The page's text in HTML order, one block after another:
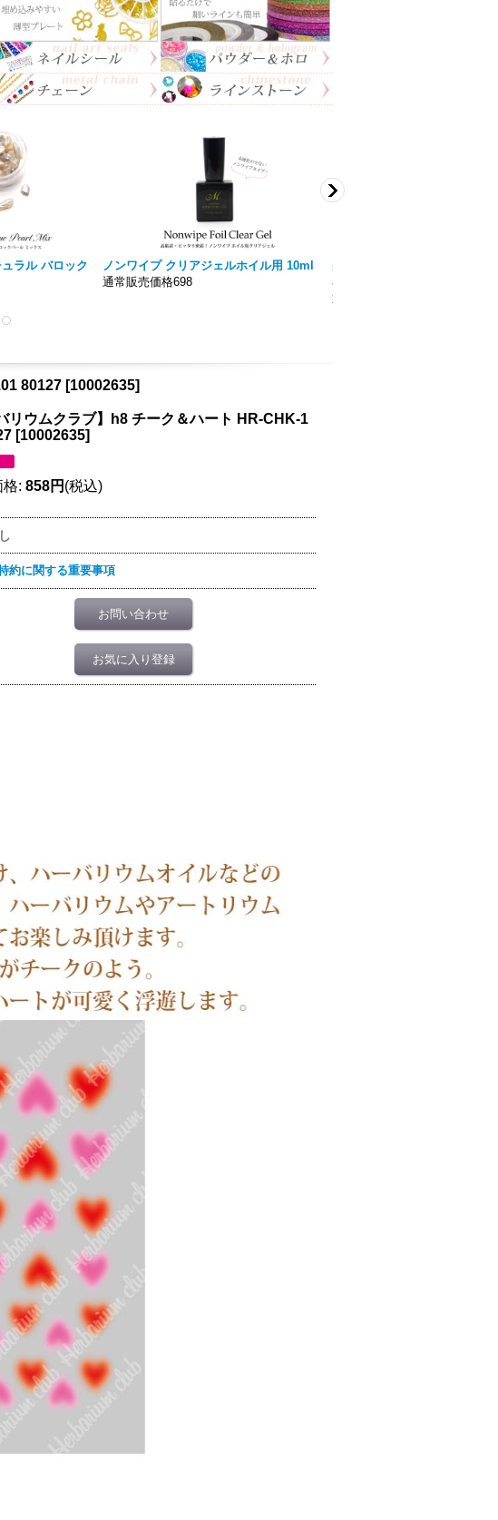
ラル バロック
ノンワイプ クリアジェルホイル用 10ml
通常販売価格698
美色 Miiro】ノンワイプトッ
容量15ｍｌ 拭き取り不要！！
通常販売価格777円〜
80127 [10002635]
リウムクラブ】h8 チーク＆ハート HR-CHK-1
[10002635]
格: 858円 (税込)
約に関する重要事項
お問い合わせ
お気に入り登録